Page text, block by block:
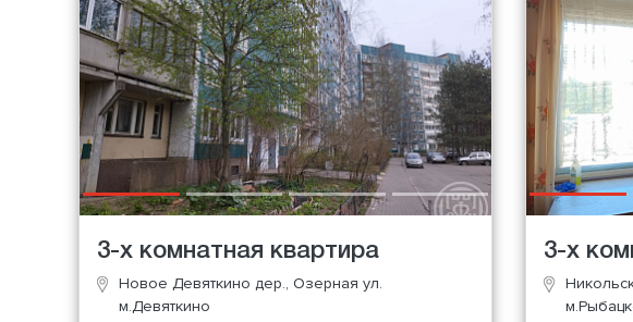
3-х комнатная квартира
Новое Девяткино дер., Озерная ул.
м.Девяткино
3-х